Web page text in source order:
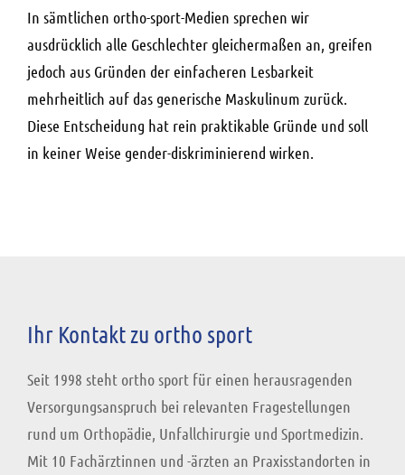
In sämtlichen ortho-sport-Medien sprechen wir
ausdrücklich alle Geschlechter gleichermaßen an, greifen
jedoch aus Gründen der einfacheren Lesbarkeit
mehrheitlich auf das generische Maskulinum zurück.
Diese Entscheidung hat rein praktikable Gründe und soll
in keiner Weise gender-diskriminierend wirken.
Ihr Kontakt zu ortho sport
Seit 1998 steht ortho sport für einen herausragenden
Versorgungsanspruch bei relevanten Fragestellungen
rund um Orthopädie, Unfallchirurgie und Sportmedizin.
Mit 10 Fachärztinnen und -ärzten an Praxisstandorten in